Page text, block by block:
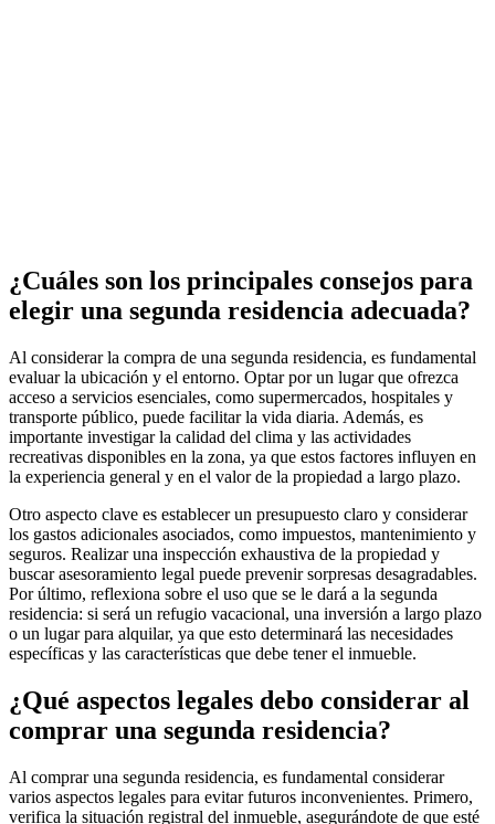
¿Cuáles son los principales consejos para
elegir una segunda residencia adecuada?
Al considerar la compra de una segunda residencia, es fundamental
evaluar la ubicación y el entorno. Optar por un lugar que ofrezca
acceso a servicios esenciales, como supermercados, hospitales y
transporte público, puede facilitar la vida diaria. Además, es
importante investigar la calidad del clima y las actividades
recreativas disponibles en la zona, ya que estos factores influyen en
la experiencia general y en el valor de la propiedad a largo plazo.
Otro aspecto clave es establecer un presupuesto claro y considerar
los gastos adicionales asociados, como impuestos, mantenimiento y
seguros. Realizar una inspección exhaustiva de la propiedad y
buscar asesoramiento legal puede prevenir sorpresas desagradables.
Por último, reflexiona sobre el uso que se le dará a la segunda
residencia: si será un refugio vacacional, una inversión a largo plazo
o un lugar para alquilar, ya que esto determinará las necesidades
específicas y las características que debe tener el inmueble.
¿Qué aspectos legales debo considerar al
comprar una segunda residencia?
Al comprar una segunda residencia, es fundamental considerar
varios aspectos legales para evitar futuros inconvenientes. Primero,
verifica la situación registral del inmueble, asegurándote de que esté